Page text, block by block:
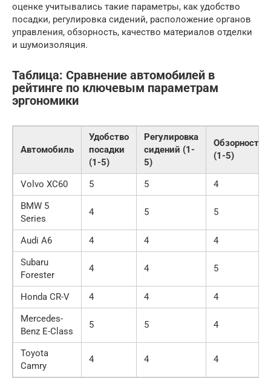
оценке учитывались такие параметры, как удобство
посадки, регулировка сидений, расположение органов
управления, обзорность, качество материалов отделки
и шумоизоляция.
Таблица: Сравнение автомобилей в
рейтинге по ключевым параметрам
эргономики
Автомобиль
Удобство
посадки
(1-5)
Регулировка
сидений (1-
5)
Обзорность
(1-5)
Volvo XC60 5 5
4
BMW 5
Series
4 5 5
Audi A6 4 4
4
Subaru
Forester
4 4 5
Honda CR-V 4 4
4
Mercedes-
Benz E-Class
5 5 4
Toyota
Camry
4 4 4